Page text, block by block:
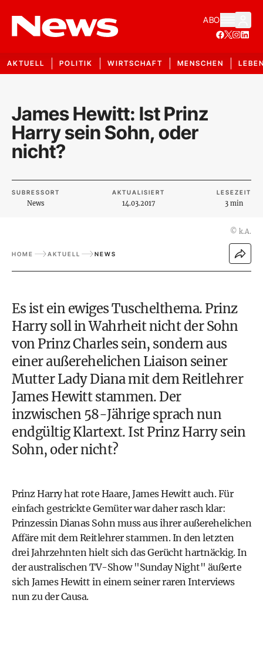
ABO
AKTUELL POLITIK WIRTSCHAFT MENSCHEN
James Hewitt: Ist Prinz
Harry sein Sohn, oder
nicht?
SUBRESSORT
News
AKTUALISIERT
14.03.2017
LESEZEIT
3 min
© k.A.
HOME AKTUELL NEWS
Es ist ein ewiges Tuschelthema. Prinz
Harrysoll in Wahrheit nicht der Sohn
von Prinz Charles sein, sondern aus
einer außerehelichen Liaison seiner
Mutter Lady Diana mit dem Reitlehrer
James Hewitt stammen. Der
inzwischen 58-Jährige sprach nun
endgültig Klartext. Ist Prinz Harry sein
Sohn, oder nicht?
Prinz Harry hat rote Haare, James Hewitt auch. Für
einfach gestrickte Gemüter war daher rasch klar:
Prinzessin Dianas Sohn muss aus ihrer außerehelichen
Affäre mit dem Reitlehrer stammen. In den letzten
drei Jahrzehnten hielt sich das Gerücht hartnäckig. In
der australischen TV-Show "Sunday Night" äußerte
sich James Hewitt in einem seiner raren Interviews
nun zu der Causa.